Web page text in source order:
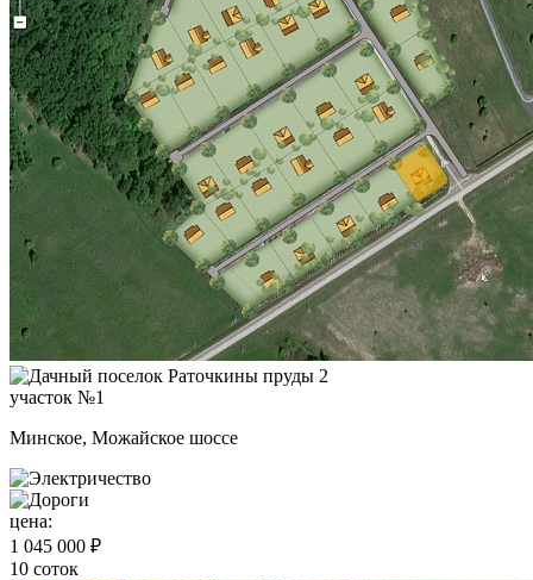
участок №1
Минское, Можайское шоссе
цена:
1 045 000 ₽
10 соток